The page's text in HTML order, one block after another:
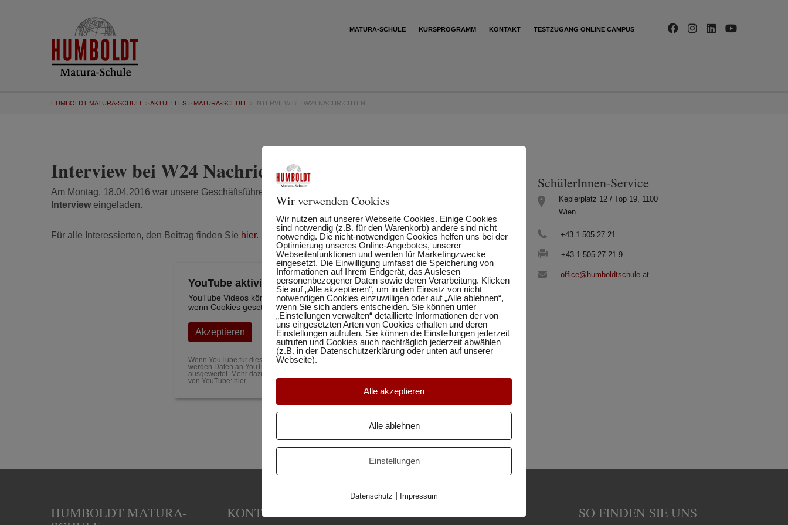
MATURA-SCHULE KURSPROGRAMM KONTAKT TESTZUGANG ONLINE CAMPUS
HUMBOLDT MATURA-SCHULE >AKTUELLES > MATURA-SCHULE > INTERVIEW BEI W24 NACHRICHTEN
Interview bei W24 Nachrichten
Am Montag, 18.04.2016 war unsere Geschäftsführerin Mag. Karin Stummvoll bei
Intervieweingeladen.
Für alle Interessierten, den Beitrag finden Sie hier.
YouTube aktivieren?
YouTube Videos können nur angezeigt werden,
wenn Cookies gesetzt werden dürfen.
Akzeptieren
Wenn YouTube für diese Website aktiviert wurde,
werden Daten an YouTube übermittelt und
ausgewertet. Mehr dazu in der Datenschutzerklärung
von YouTube: hier
SchülerInnen-Service
Keplerplatz 12 / Top 19, 1100
Wien
+43 1 505 27 21
+43 1 505 27 21 9
office@humboldtschule.at
HUMBOLDT MATURA-
KONTAKT FÖRDERUNGEN SO FINDEN SIE UNS
Wir verwenden Cookies
Wir nutzen auf unserer Webseite Cookies. Einige Cookies
sind notwendig (z.B. für den Warenkorb) andere sind nicht
notwendig. Die nicht-notwendigen Cookies helfen uns bei der
Optimierung unseres Online-Angebotes, unserer
Webseitenfunktionen und werden für Marketingzwecke
eingesetzt. Die Einwilligung umfasst die Speicherung von
Informationen auf Ihrem Endgerät, das Auslesen
personenbezogener Daten sowie deren Verarbeitung. Klicken
Sie auf „Alle akzeptieren“, um in den Einsatz von nicht
notwendigen Cookies einzuwilligen oder auf „Alle ablehnen“,
wenn Sie sich anders entscheiden. Sie können unter
„Einstellungen verwalten“ detaillierte Informationen der von
uns eingesetzten Arten von Cookies erhalten und deren
Einstellungen aufrufen. Sie können die Einstellungen jederzeit
aufrufen und Cookies auch nachträglich jederzeit abwählen
(z.B. in der Datenschutzerklärung oder unten auf unserer
Webseite).
Alle akzeptieren
Alle ablehnen
Einstellungen
Datenschutz Impressum